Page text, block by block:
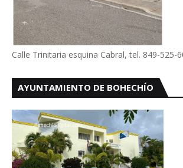
Calle Trinitaria esquina Cabral, tel. 849-525-
AYUNTAMIENTO DE BOHECHÍO